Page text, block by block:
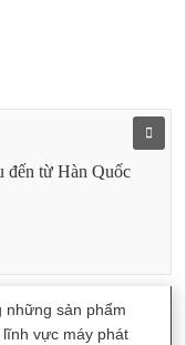
đến từ Hàn Quốc
những sản phẩm
vực máy phát